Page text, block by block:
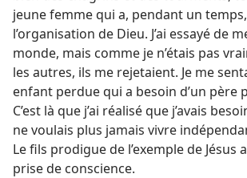
jeune femme qui a, pendant un
l’organisation de Dieu. J’ai essayé de
monde, mais comme je n’étais pas
les autres, ils me rejetaient. Je me
enfant perdue qui a besoin d’un père
C’est là que j’ai réalisé que j’avais
ne voulais plus jamais vivre
Le fils prodigue de l’exemple de Jésus
prise de conscience.